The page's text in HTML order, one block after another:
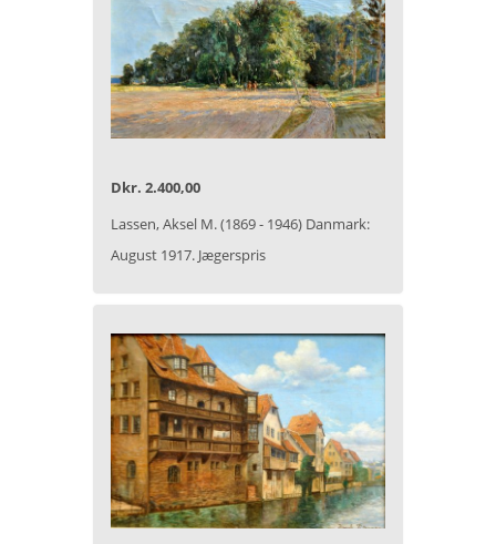
Dkr. 2.400,00
Lassen, Aksel M. (1869 - 1946) Danmark:
August 1917. Jægerspris